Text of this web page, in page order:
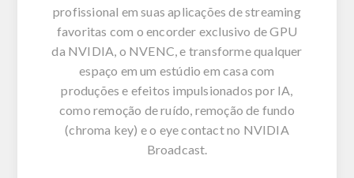
profissional em suas aplicações de streaming
favoritas com o encorder exclusivo de GPU
da NVIDIA, o NVENC, e transforme qualquer
espaço em um estúdio em casa com
produções e efeitos impulsionados por IA,
como remoção de ruído, remoção de fundo
(chroma key) e o eye contact no NVIDIA
Broadcast.